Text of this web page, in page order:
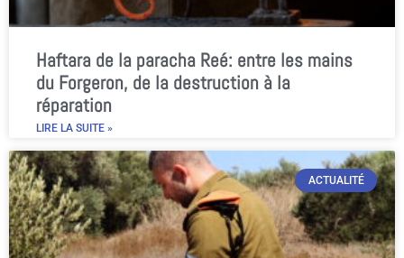
Haftara de la paracha Reé: entre les mains
du Forgeron, de la destruction à la
réparation
LIRE LA SUITE »
ACTUALITÉ